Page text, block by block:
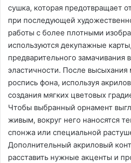
сушка, которая предотвращает
при последующей
работы с более плотными
используются декупажные
предварительного замачивания
эластичности. После
роспись фона, используя
создания мягких цветовых
Чтобы выбранный орнамент
живым, вокруг него наносятся
спонжа или специальной
Дополнительный акриловый
расставить нужные акценты и